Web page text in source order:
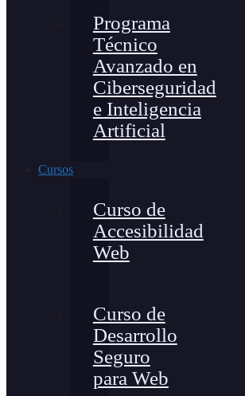
Programa
Técnico
Avanzado en
Ciberseguridad
e Inteligencia
Artificial
Cursos
Curso de
Accesibilidad
Web
Curso de
Desarrollo
Seguro
para Web